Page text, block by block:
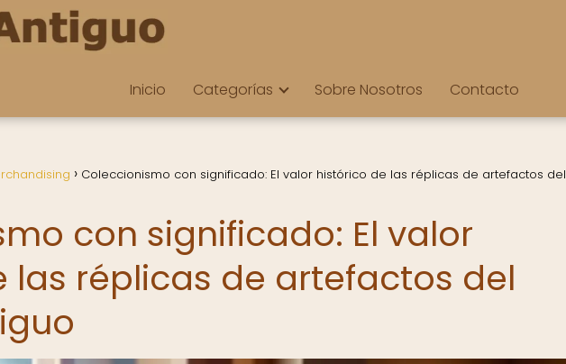
Inicio Categorías Sobre Nosotros Contacto
Coleccionismo con significado: El valor histórico de las réplicas de artefactos del
con significado: El valor
las réplicas de artefactos del